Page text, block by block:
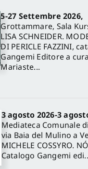
5-27 Settembre 2026,
Grottammare, Sala
LISA SCHNEIDER.
DI PERICLE FAZZINI,
Gangemi Editore a
Mariaste...
3 agosto 2026-3
Mediateca Comunale
via Baia del Mulino a
MICHELE COSSYRO.
Catalogo Gangemi